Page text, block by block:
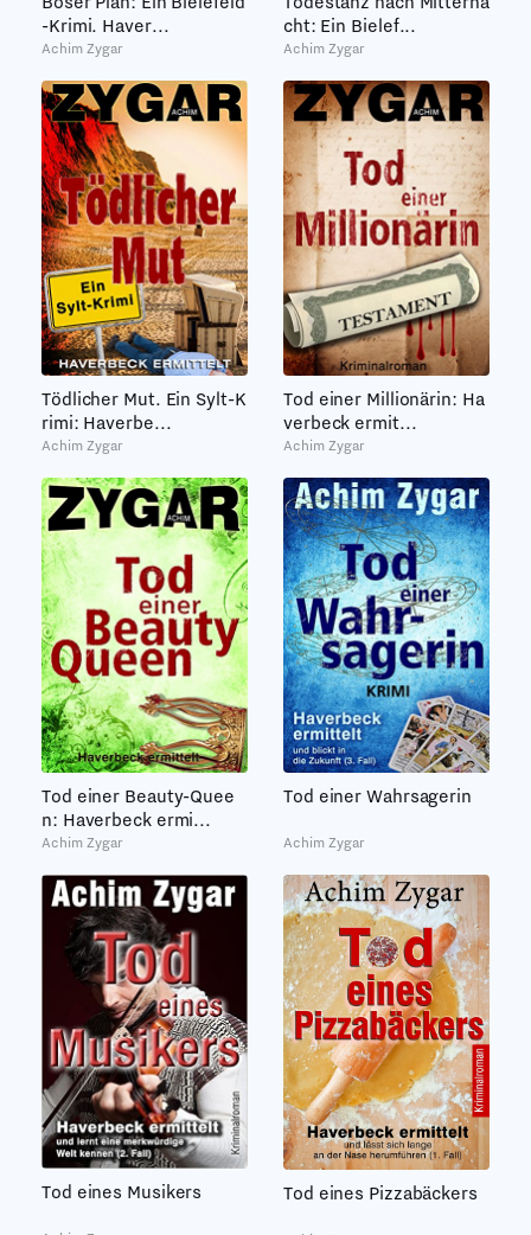
-Krimi. Haver...
Achim Zygar
cht: Ein Bielef...
Achim Zygar
Tödlicher Mut. Ein Sylt-K
rimi: Haverbe...
Achim Zygar
Tod einer Millionärin: Ha
verbeck ermit...
Achim Zygar
Tod einer Beauty-Quee
n: Haverbeck ermi...
Achim Zygar
Tod einer Wahrsagerin
Achim Zygar
Tod eines Musikers Tod eines Pizzabäckers